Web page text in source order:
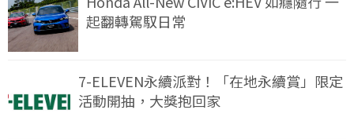
起翻轉駕馭日常
7-ELEVEN永續派對！「在地永續賞」限定
活動開抽，大獎抱回家